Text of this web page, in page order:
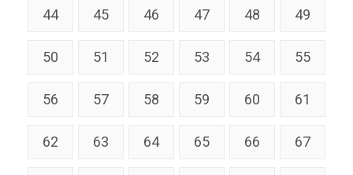
44 45 46 47 48 49
50 51 52 53 54 55
56 57 58 59 60 61
62 63 64 65 66 67